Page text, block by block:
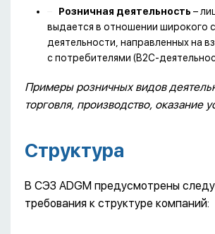
Розничная деятельность –
выдается в отношении широкого
деятельности, направленных на
с потребителями (B2C-
Примеры розничных видов
торговля, производство, оказание
Структура
В СЭЗ ADGM предусмотрены
требования к структуре компаний: